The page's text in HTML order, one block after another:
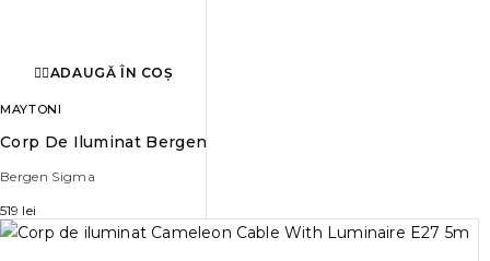
ADAUGĂ ÎN COȘ
MAYTONI
Corp De Iluminat Bergen
Bergen Sigma
519 lei